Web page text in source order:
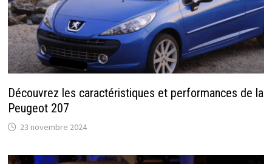
Découvrez les caractéristiques et performances de la
Peugeot 207
23 novembre 2024